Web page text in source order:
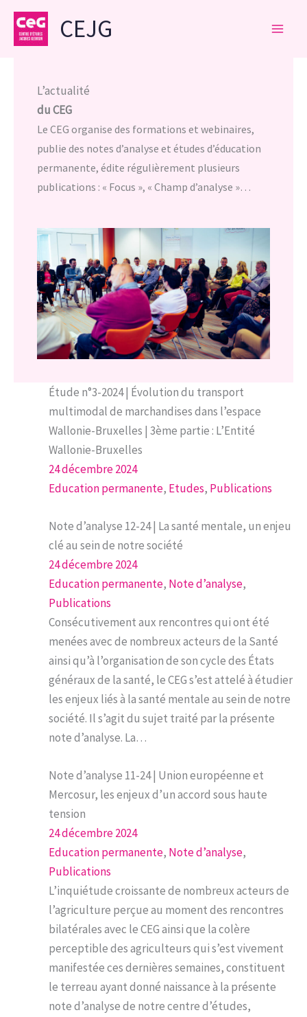
Aller
contenu
CEJG
L’actualité
du CEG
Le CEG organise des formations et webinaires,
publie des notes d’analyse et études d’éducation
permanente, édite régulièrement plusieurs
publications : « Focus », « Champ d’analyse »…
Étude n°3-2024 | Évolution du transport
multimodal de marchandises dans l’espace
Wallonie-Bruxelles | 3ème partie : L’Entité
Wallonie-Bruxelles
24 décembre 2024
Education permanente, Etudes, Publications
Note d’analyse 12-24 | La santé mentale, un enjeu
clé au sein de notre société
24 décembre 2024
Education permanente, Note d’analyse
Publications
Consécutivement aux rencontres qui ont été
menées avec de nombreux acteurs de la Santé
ainsi qu’à l’organisation de son cycle des États
généraux de la santé, le CEG s’est attelé à étudier
les enjeux liés à la santé mentale au sein de notre
société. Il s’agit du sujet traité par la présente
note d’analyse. La…
Note d’analyse 11-24 | Union européenne et
Mercosur, les enjeux d’un accord sous haute
tension
24 décembre 2024
Education permanente, Note d’analyse
Publications
L’inquiétude croissante de nombreux acteurs de
l’agriculture perçue au moment des rencontres
bilatérales avec le CEG ainsi que la colère
perceptible des agriculteurs qui s’est vivement
manifestée ces dernières semaines, constituent
le terreau ayant donné naissance à la présente
note d’analyse de notre centre d’études,